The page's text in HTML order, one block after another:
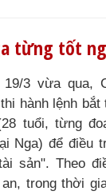
từng tốt
19/3 vừa qua,
hành lệnh
tuổi, từng
Nga) để điều
sản". Theo
an, trong thời